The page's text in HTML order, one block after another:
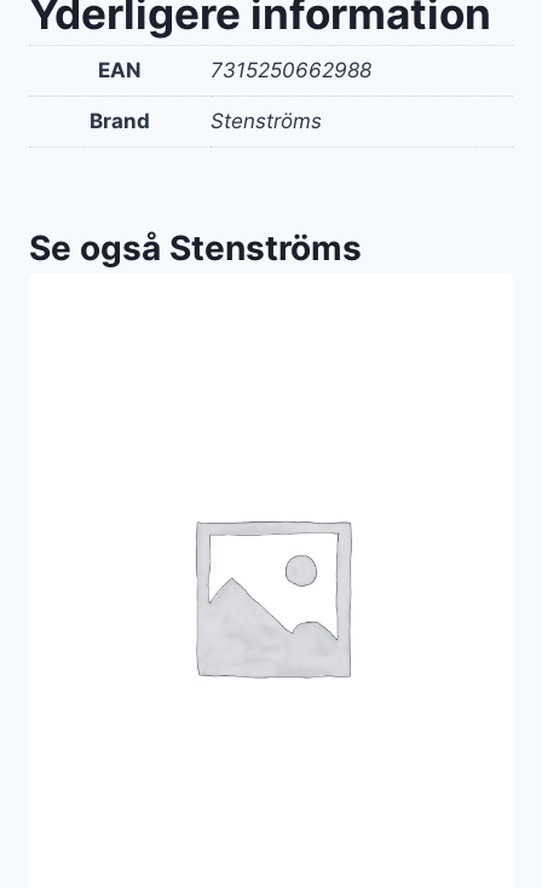
Yderligere information
EAN 7315250662988
Brand Stenströms
Se også Stenströms